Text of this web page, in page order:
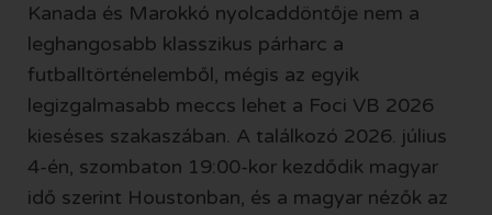
Kanada és Marokkó nyolcaddöntője nem a
leghangosabb klasszikus párharc a
futballtörténelemből, mégis az egyik
legizgalmasabb meccs lehet a Foci VB 2026
kieséses szakaszában. A találkozó 2026. július
4-én, szombaton 19:00-kor kezdődik magyar
idő szerint Houstonban, és a magyar nézők az